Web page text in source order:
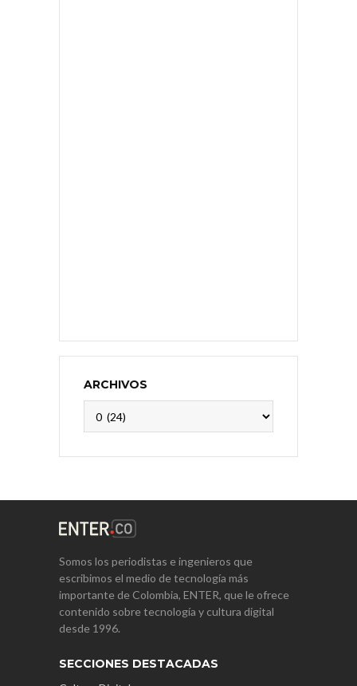
ARCHIVOS
Somos los periodistas e ingenieros que
escribimos el medio de tecnología más
importante de Colombia, ENTER, que le ofrece
contenido sobre tecnología y cultura digital
desde 1996.
SECCIONES DESTACADAS